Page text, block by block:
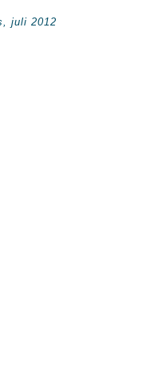
juli 2012